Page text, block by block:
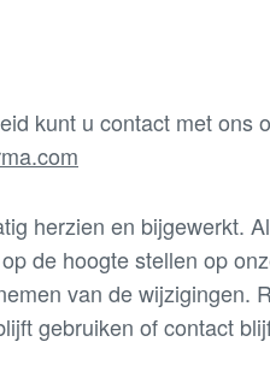
kunt u contact met ons
herzien en bijgewerkt.
de hoogte stellen op
van de wijzigingen.
gebruiken of contact